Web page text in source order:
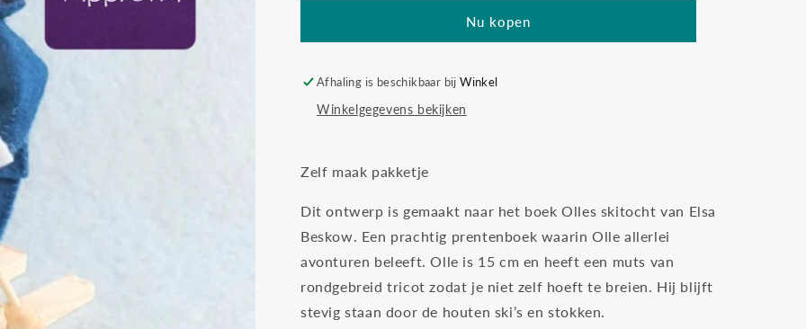
Nu kopen
Afhaling is beschikbaar bijWinkel
Winkelgegevens bekijken
Zelf maak pakketje
Dit ontwerp is gemaakt naar het boek Olles skitocht van Elsa
Beskow. Een prachtig prentenboek waarin Olle allerlei
avonturen beleeft. Olle is 15 cm en heeft een muts van
rondgebreid tricot zodat je niet zelf hoeft te breien. Hij blijft
stevig staan door de houten ski’s en stokken.